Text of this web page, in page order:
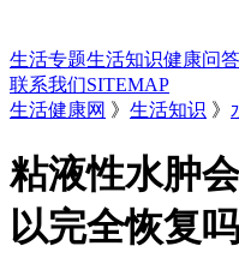
生活专题生活知识健康问答
联系我们SITEMAP
生活健康网 》 生活知识 》
粘液性水肿
以完全恢复